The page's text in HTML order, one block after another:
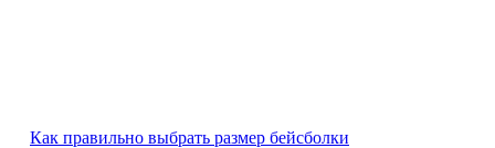
Как правильно выбрать размер бейсболки